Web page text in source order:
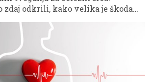
zdaj odkrili, kako velika je škoda
stanje.